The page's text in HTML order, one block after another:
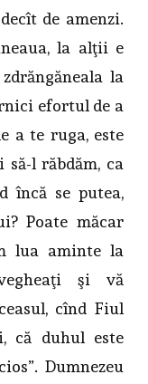
de amenzi.
la alţii e
la
efortul de a
a te ruga, este
l răbdăm, ca
încă se putea,
Poate măcar
lua aminte la
şi vă
cînd Fiul
că duhul este
Dumnezeu